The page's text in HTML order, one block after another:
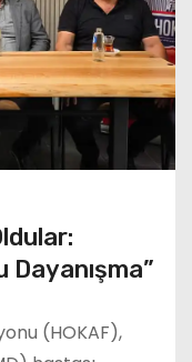
Dayanışma”
(HOKAF),